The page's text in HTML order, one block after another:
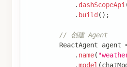
. dashScopeApi
. build ( ) ;
// 创建 Agent
ReactAgent agent
. name(
.model (